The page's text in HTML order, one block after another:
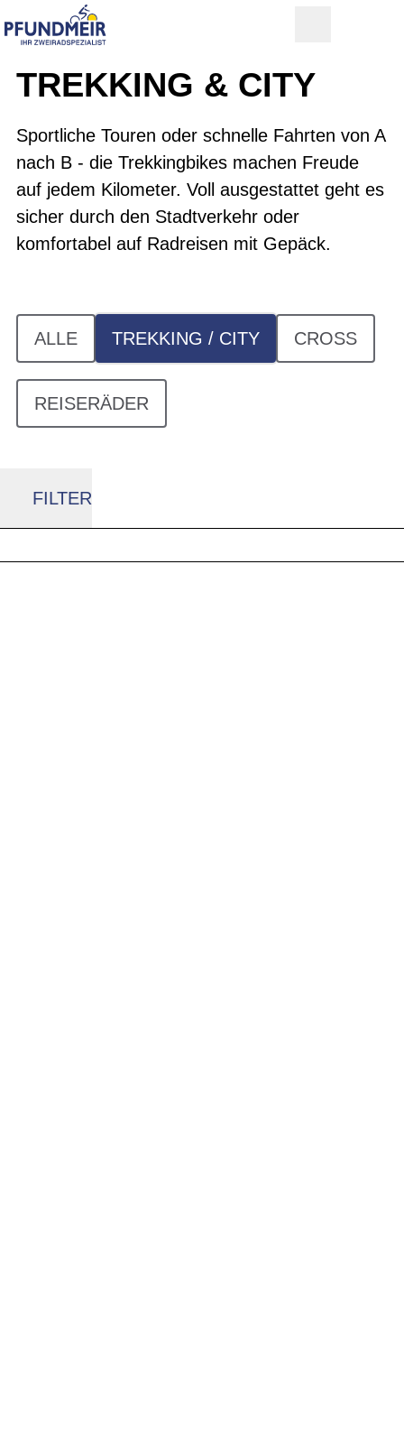
TREKKING & CITY
Sportliche Touren oder schnelle Fahrten von A
nach B - die Trekkingbikes machen Freude
auf jedem Kilometer. Voll ausgestattet geht es
sicher durch den Stadtverkehr oder
komfortabel auf Radreisen mit Gepäck.
ALLE TREKKING / CITY CROSS
REISERÄDER
FILTER